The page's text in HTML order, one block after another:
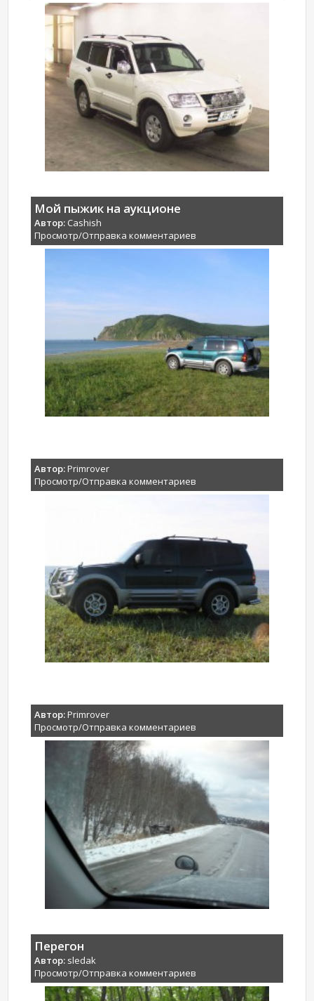
Мой пыжик на аукционе
Автор: Cashish
Просмотр/Отправка комментариев
Автор:Primrover
Просмотр/Отправка комментариев
Автор:Primrover
Просмотр/Отправка комментариев
Перегон
Автор: sledak
Просмотр/Отправка комментариев